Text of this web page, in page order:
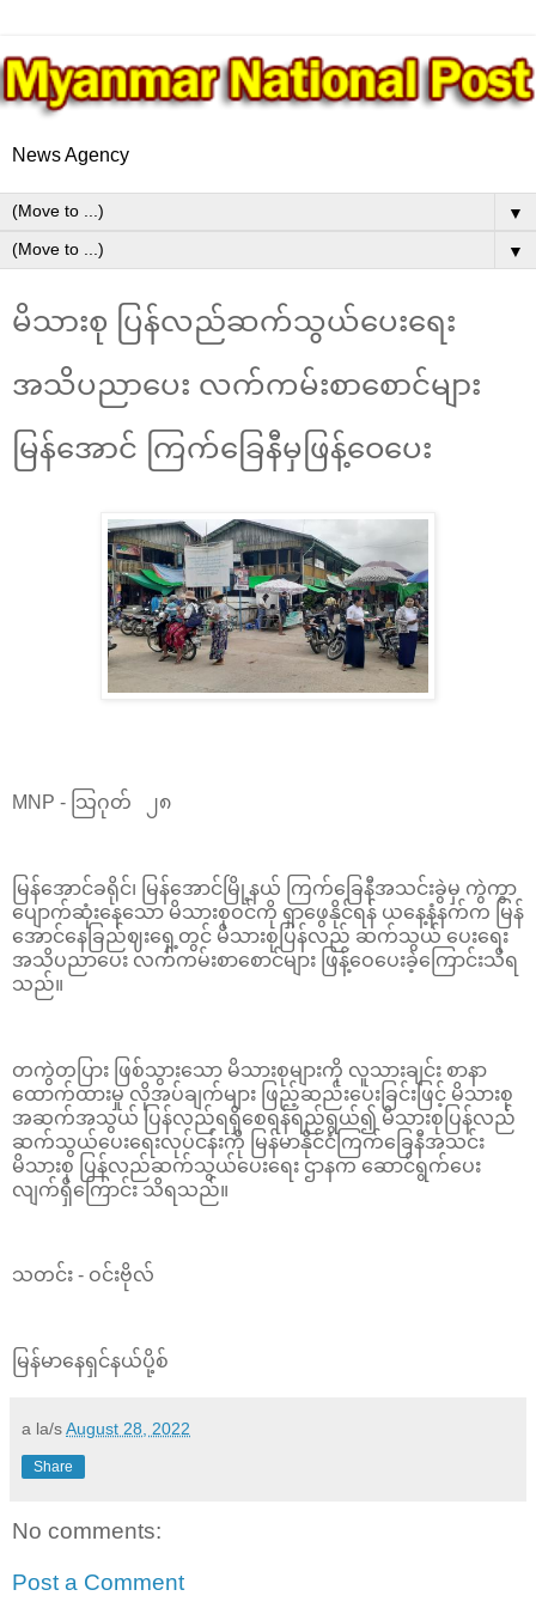
News Agency
▼
▼
မိသားစု ပြန်လည်ဆက်သွယ်ပေးရေး
အသိပညာပေး လက်ကမ်းစာစောင်များ
မြန်အောင် ကြက်ခြေနီမှဖြန့်ဝေပေး
MNP - သြဂုတ် ၂၈
မြန်အောင်ခရိုင်၊ မြန်အောင်မြို့နယ် ကြက်ခြေနီအသင်းခွဲမှ ကွဲကွာ
ပျောက်ဆုံးနေသော မိသားစုဝင်ကို ရှာဖွေနိုင်ရန် ယနေ့နံနက်က မြန်
အောင်နေခြည်ဈးရှေ့တွင် မိသားစုပြန်လည် ဆက်သွယ် ပေးရေး
အသိပညာပေး လက်ကမ်းစာစောင်များ ဖြန့်ဝေပေးခဲ့ကြောင်းသိရ
သည်။
တကွဲတပြား ဖြစ်သွားသော မိသားစုများကို လူသားချင်း စာနာ
ထောက်ထားမှု လိုအပ်ချက်များ ဖြည့်ဆည်းပေးခြင်းဖြင့် မိသားစု
အဆက်အသွယ် ပြန်လည်ရရှိစေရန်ရည်ရွယ်၍ မိသားစုပြန်လည်
ဆက်သွယ်ပေးရေးလုပ်ငန်းကို မြန်မာနိုင်ငံကြက်ခြေနီအသင်း
မိသားစု ပြန်လည်ဆက်သွယ်ပေးရေး ဌာနက ဆောင်ရွက်ပေး
လျက်ရှိကြောင်း သိရသည်။
သတင်း - ဝင်းဗိုလ်
မြန်မာနေရှင်နယ်ပို့စ်
a la/sAugust 28, 2022
Share
No comments:
Post a Comment